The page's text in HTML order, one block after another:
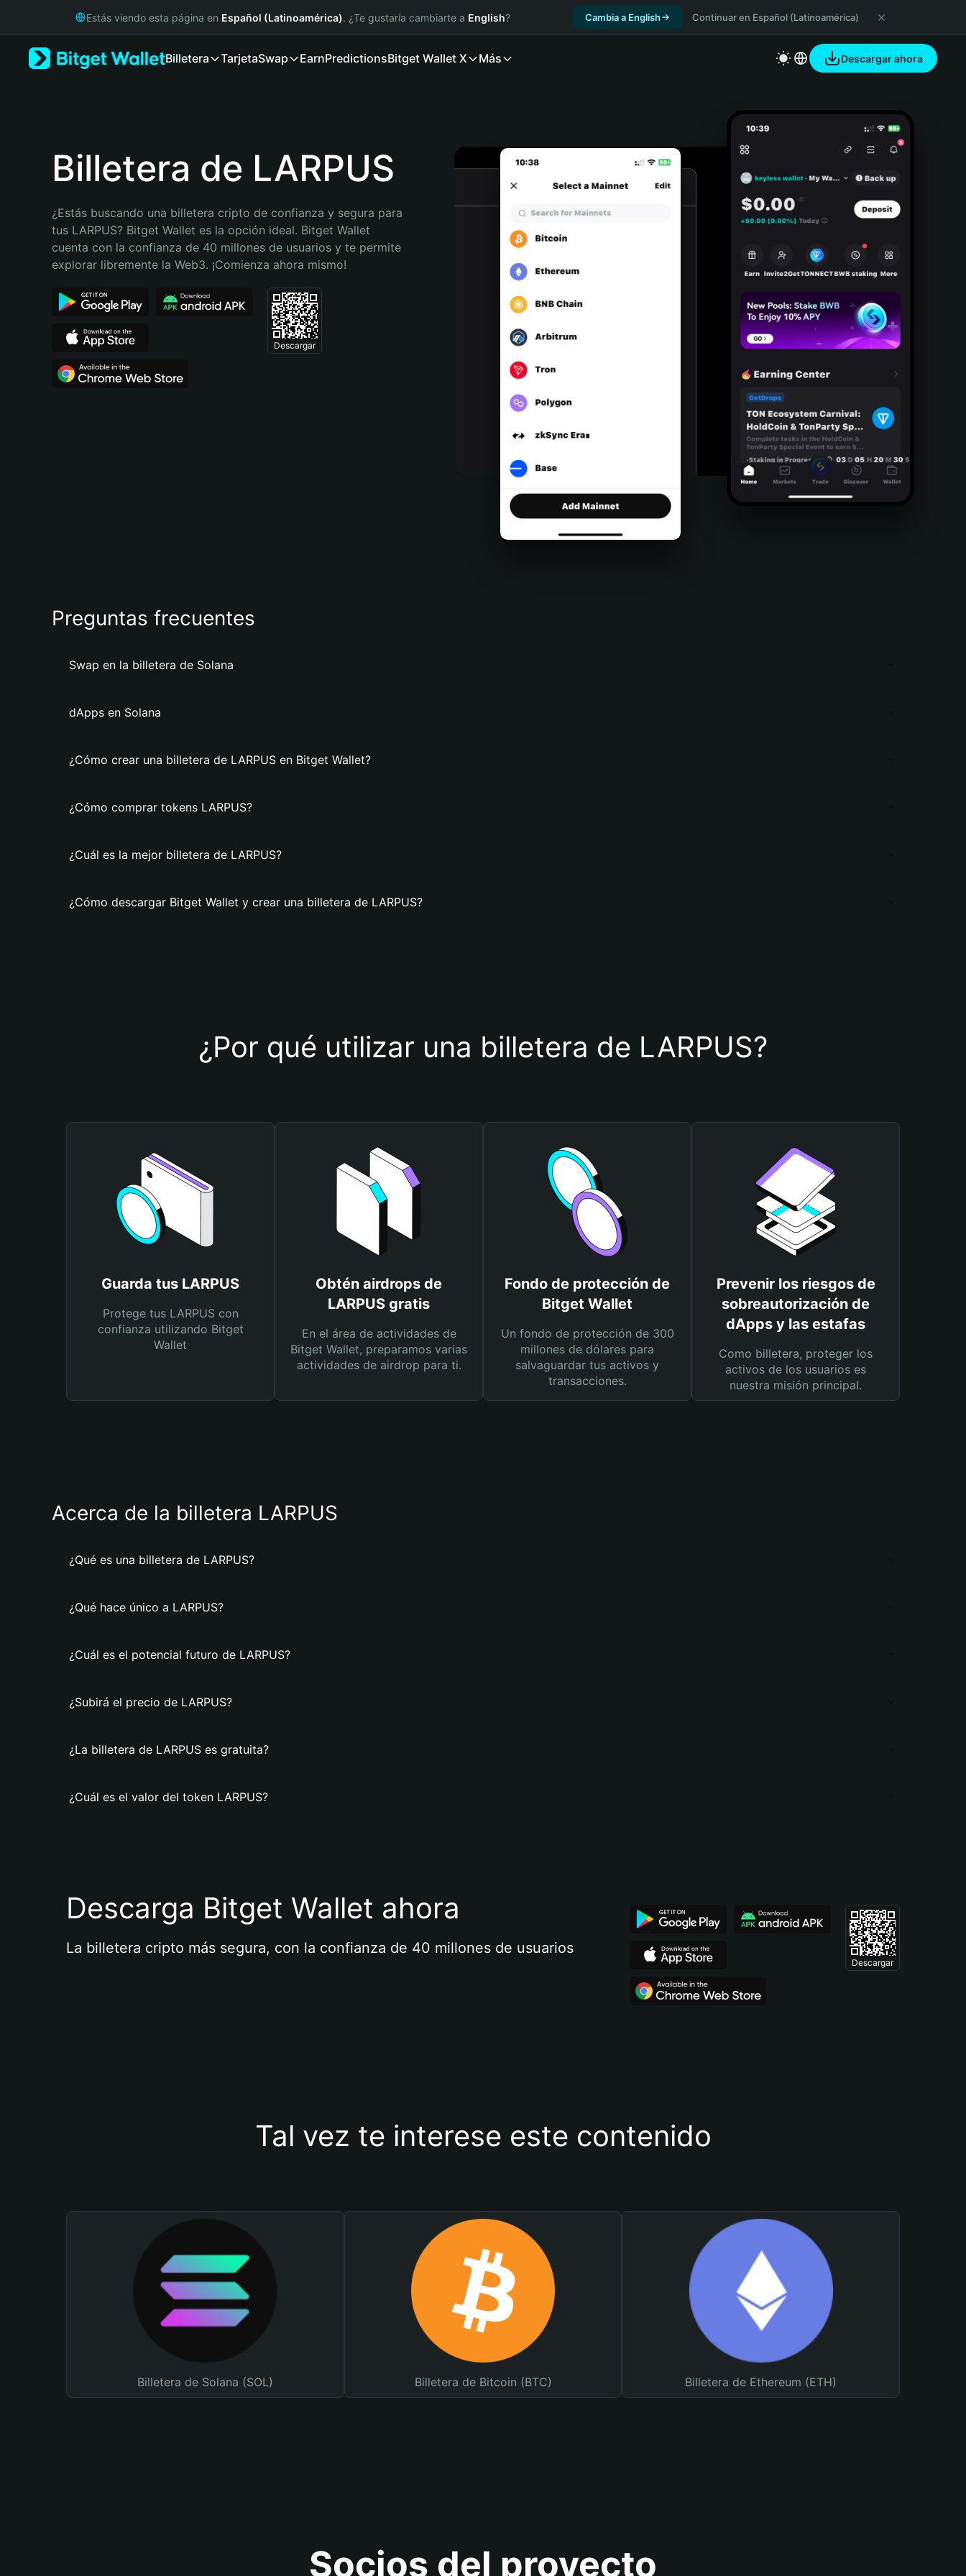
Русский
Bahasa Indonesia
Português (Brasil)
Estás viendo esta página en Español (Latinoamérica). ¿Te gustaría cambiarte a English? Cambia a English Continuar en Español (Latinoamérica)
Billetera TarjetaSwap EarnPredictionsBitget Wallet X Más Descargar ahora
Billetera de LARPUS
¿Estás buscando una billetera cripto de confianza y segura para
tus LARPUS? Bitget Wallet es la opción ideal. Bitget Wallet
cuenta con la confianza de 40 millones de usuarios y te permite
explorar libremente la Web3. ¡Comienza ahora mismo!
Descargar
Preguntas frecuentes
Swap en la billetera de Solana
dApps en Solana
¿Cómo crear una billetera de LARPUS en Bitget Wallet?
¿Cómo comprar tokens LARPUS?
¿Cuál es la mejor billetera de LARPUS?
¿Cómo descargar Bitget Wallet y crear una billetera de LARPUS?
¿Por qué utilizar una billetera de LARPUS?
Guarda tus LARPUS
Protege tus LARPUS con
confianza utilizando Bitget
Wallet
Obtén airdrops de
LARPUS gratis
En el área de actividades de
Bitget Wallet, preparamos varias
actividades de airdrop para ti.
Fondo de protección de
Bitget Wallet
Un fondo de protección de 300
millones de dólares para
salvaguardar tus activos y
transacciones.
Prevenir los riesgos de
sobreautorización de
dApps y las estafas
Como billetera, proteger los
activos de los usuarios es
nuestra misión principal.
Acerca de la billetera LARPUS
¿Qué es una billetera de LARPUS?
¿Qué hace único a LARPUS?
¿Cuál es el potencial futuro de LARPUS?
¿Subirá el precio de LARPUS?
¿La billetera de LARPUS es gratuita?
¿Cuál es el valor del token LARPUS?
Descarga Bitget Wallet ahora
La billetera cripto más segura, con la confianza de 40 millones de usuarios
Descargar
Tal vez te interese este contenido
Billetera de Solana (SOL) Billetera de Bitcoin (BTC) Billetera de Ethereum (ETH)
Socios del proyecto